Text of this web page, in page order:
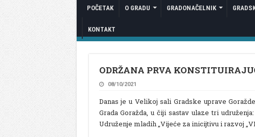
POČETAK O GRADU GRADONAČELNIK
KONTAKT
ODRŽANA PRVA
08/10/2021
Danas je u Velikoj sali Gradske uprave
Grada Goražda, u čiji sastav ulaze tri
Udruženje mladih „Vijeće za inicijtivu i razvoj